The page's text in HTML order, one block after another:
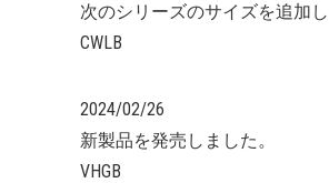
次のシリーズのサイズを追加し
CWLB
2024/02/26
新製品を発売しました。
VHGB